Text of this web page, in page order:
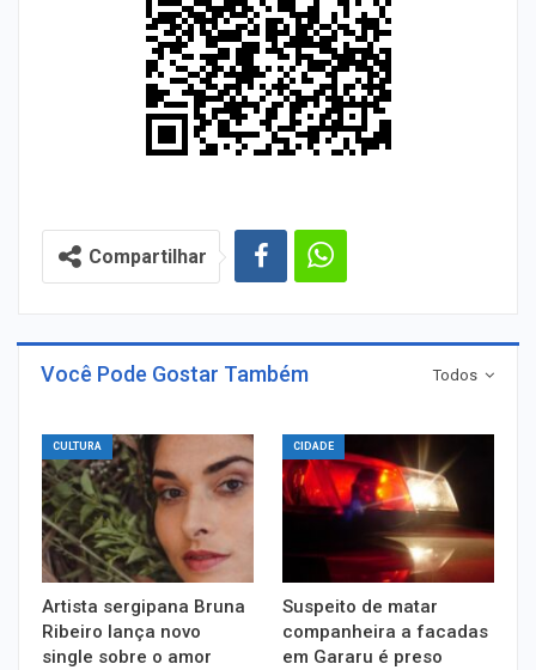
Compartilhar
Todos
Você Pode Gostar Também
CULTURA
Artista sergipana Bruna
Ribeiro lança novo
single sobre o amor
CIDADE
Suspeito de matar
companheira a facadas
em Gararu é preso